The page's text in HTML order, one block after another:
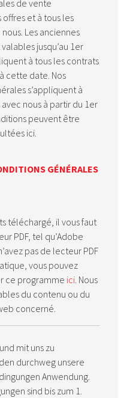
de vente
offres et à tous les
Les anciennes
jusqu’au 1er
à tous les contrats
cette date. Nos
s’appliquent à
nous à partir du 1er
peuvent être
ici.
GÉNÉRALES
téléchargé, il vous faut
PDF, tel qu’Adobe
pas de lecteur PDF
vous pouvez
ce programme ici. Nous
du contenu ou du
concerné.
mit uns zu
durchweg unsere
Anwendung.
sind bis zum 1.